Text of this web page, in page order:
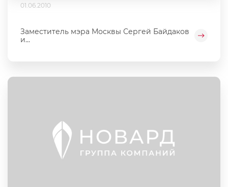
01.06.2010
Заместитель мэра Москвы Сергей Байдаков
и...